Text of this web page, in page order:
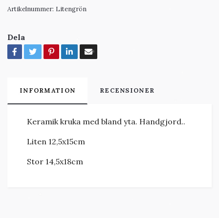
Artikelnummer: Litengrön
Dela
INFORMATION RECENSIONER
Keramik kruka med bland yta. Handgjord..
Liten 12,5x15cm
Stor 14,5x18cm